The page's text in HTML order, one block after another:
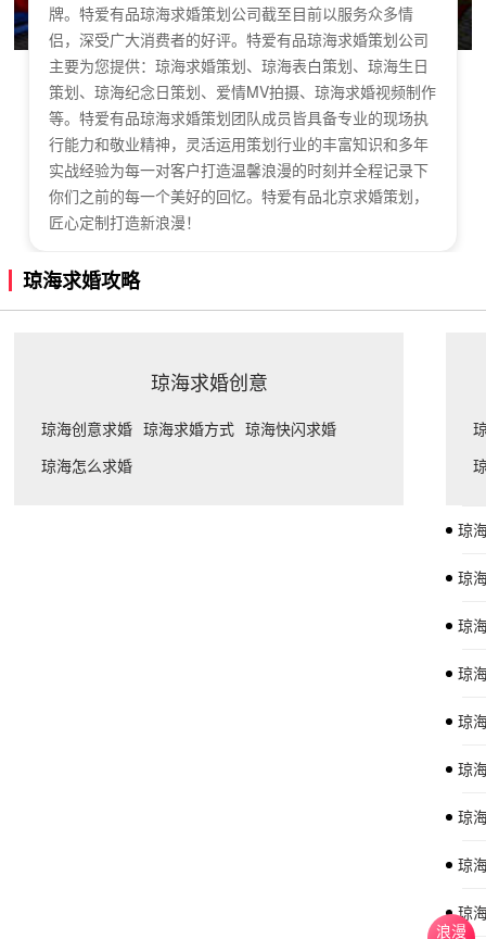
牌。特爱有品琼海求婚策划公司截至目前以服务众多情
侣，深受广大消费者的好评。特爱有品琼海求婚策划公司
主要为您提供：琼海求婚策划、琼海表白策划、琼海生日
策划、琼海纪念日策划、爱情MV拍摄、琼海求婚视频制作
等。特爱有品琼海求婚策划团队成员皆具备专业的现场执
行能力和敬业精神，灵活运用策划行业的丰富知识和多年
实战经验为每一对客户打造温馨浪漫的时刻并全程记录下
你们之前的每一个美好的回忆。特爱有品北京求婚策划，
匠心定制打造新浪漫！
琼海求婚攻略
琼海求婚创意
琼海创意求婚 琼海求婚方式 琼海快闪求婚
琼海怎么求婚
琼
琼
琼
琼
琼
琼
琼
琼
琼
浪漫